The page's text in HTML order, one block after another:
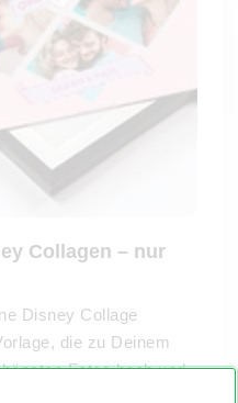
Collagen – nur
Disney Collage
die zu Deinem
Fotos hoch und